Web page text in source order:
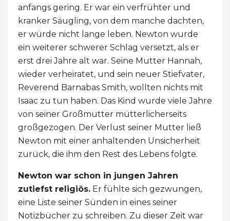
anfangs gering. Er war ein verfrühter und
kranker Säugling, von dem manche dachten,
er würde nicht lange leben. Newton wurde
ein weiterer schwerer Schlag versetzt, als er
erst drei Jahre alt war. Seine Mutter Hannah,
wieder verheiratet, und sein neuer Stiefvater,
Reverend Barnabas Smith, wollten nichts mit
Isaac zu tun haben. Das Kind wurde viele Jahre
von seiner Großmutter mütterlicherseits
großgezogen. Der Verlust seiner Mutter ließ
Newton mit einer anhaltenden Unsicherheit
zurück, die ihm den Rest des Lebens folgte.
Newton war schon in jungen Jahren
zutiefst religiös. Er fühlte sich gezwungen,
eine Liste seiner Sünden in eines seiner
Notizbücher zu schreiben. Zu dieser Zeit war